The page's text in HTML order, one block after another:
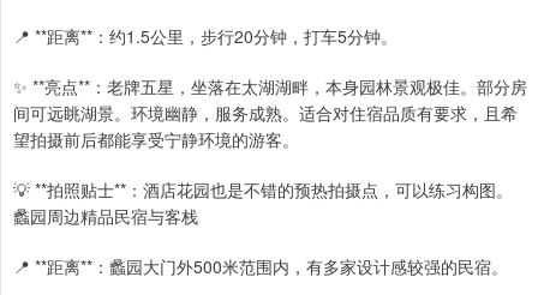
📍 **距离**：约1.5公里，步行20分钟，打车5分钟。
✨ **亮点**：老牌五星，坐落在太湖湖畔，本身园林景观极佳。部分房
间可远眺湖景。环境幽静，服务成熟。适合对住宿品质有要求，且希
望拍摄前后都能享受宁静环境的游客。
💡 **拍照贴士**：酒店花园也是不错的预热拍摄点，可以练习构图。
蠡园周边精品民宿与客栈
📍 **距离**：蠡园大门外500米范围内，有多家设计感较强的民宿。